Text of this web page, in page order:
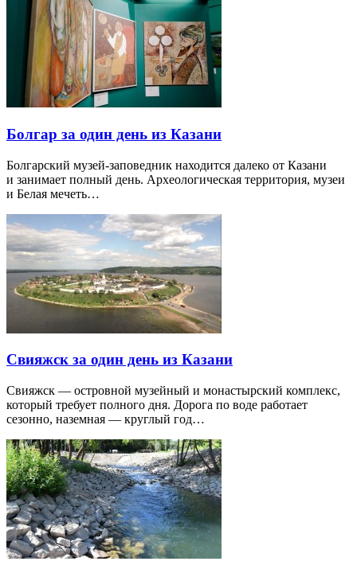
Болгар за один день из Казани
Болгарский музей-заповедник находится далеко от Казани
и занимает полный день. Археологическая территория, музеи
и Белая мечеть…
Свияжск за один день из Казани
Свияжск — островной музейный и монастырский комплекс,
который требует полного дня. Дорога по воде работает
сезонно, наземная — круглый год…